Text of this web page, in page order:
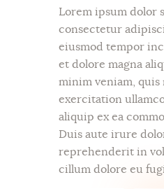
Lorem ipsum dolor
consectetur
eiusmod tempor
et dolore magna
minim veniam, quis
exercitation
aliquip ex ea
Duis aute irure
reprehenderit in
cillum dolore eu